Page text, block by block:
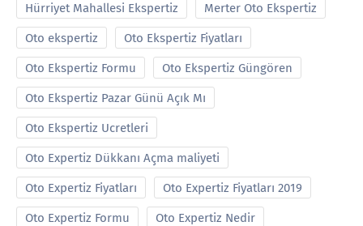
Hürriyet Mahallesi Ekspertiz Merter Oto Ekspertiz
Oto ekspertiz Oto Ekspertiz Fiyatları
Oto Ekspertiz Formu Oto Ekspertiz Güngören
Oto Ekspertiz Pazar Günü Açık Mı
Oto Ekspertiz Ucretleri
Oto Expertiz Dükkanı Açma maliyeti
Oto Expertiz Fiyatları Oto Expertiz Fiyatları 2019
Oto Expertiz Formu Oto Expertiz Nedir